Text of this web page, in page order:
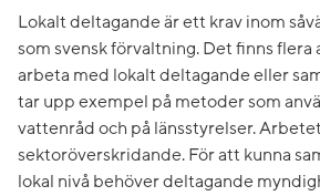
Lokalt deltagande är ett krav inom
som svensk förvaltning. Det finns
arbeta med lokalt deltagande eller
tar upp exempel på metoder som
vattenråd och på länsstyrelser.
sektoröverskridande. För att kunna
lokal nivå behöver deltagande